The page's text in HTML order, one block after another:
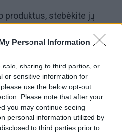
Personal Information
sale, sharing to third parties, or
or sensitive information for
use the below opt-out
Please note that after your
you may continue seeing
personal information utilized by
to third parties prior to
produktus, stebėkite jų
tik tiek, kiek planuojate
kiek jums iš tikrųjų
kad pasiūlymai „pirk vieną,
padėti sutaupyti, iš tiesų